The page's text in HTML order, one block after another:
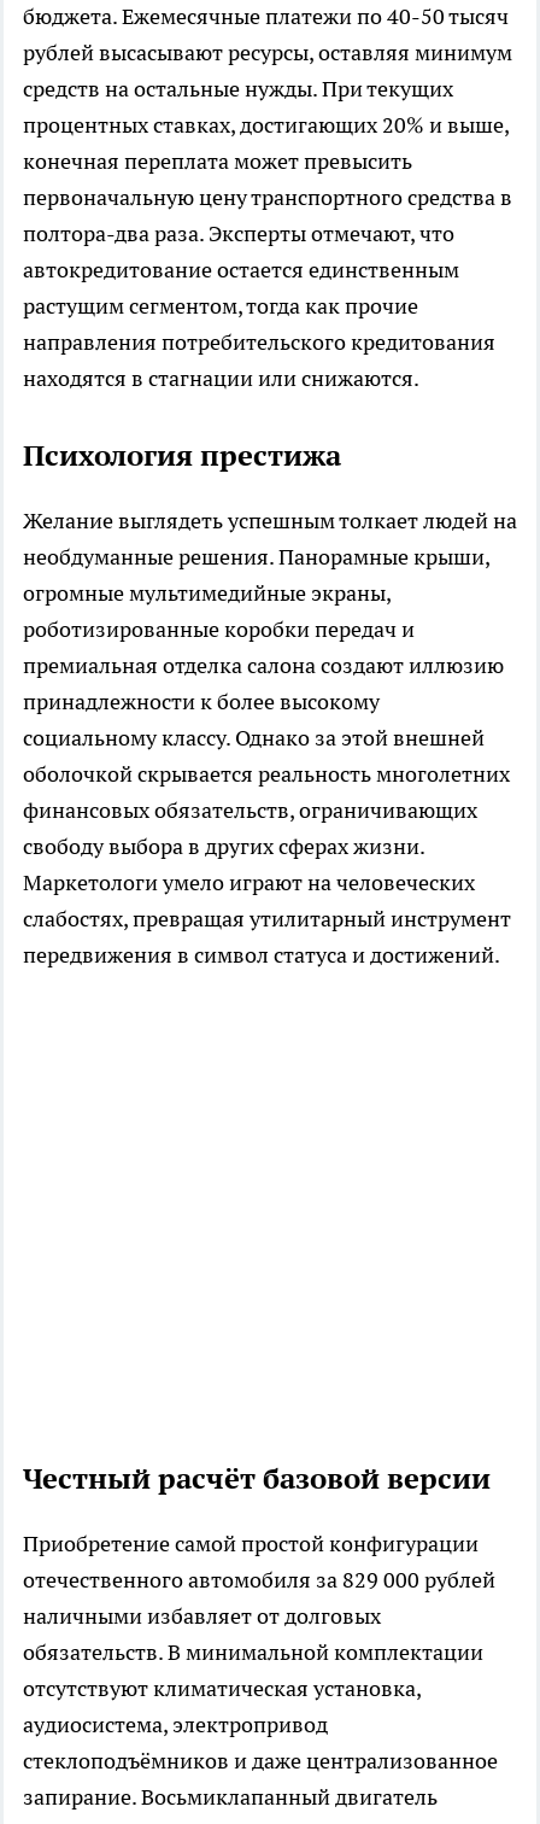
бюджета. Ежемесячные платежи по 40-50 тысяч
рублей высасывают ресурсы, оставляя минимум
средств на остальные нужды. При текущих
процентных ставках, достигающих 20% и выше,
конечная переплата может превысить
первоначальную цену транспортного средства в
полтора-два раза. Эксперты отмечают, что
автокредитование остается единственным
растущим сегментом, тогда как прочие
направления потребительского кредитования
находятся в стагнации или снижаются.​​
Психология престижа
Желание выглядеть успешным толкает людей на
необдуманные решения. Панорамные крыши,
огромные мультимедийные экраны,
роботизированные коробки передач и
премиальная отделка салона создают иллюзию
принадлежности к более высокому
социальному классу. Однако за этой внешней
оболочкой скрывается реальность многолетних
финансовых обязательств, ограничивающих
свободу выбора в других сферах жизни.
Маркетологи умело играют на человеческих
слабостях, превращая утилитарный инструмент
передвижения в символ статуса и достижений.
Честный расчёт базовой версии
Приобретение самой простой конфигурации
отечественного автомобиля за 829 000 рублей
наличными избавляет от долговых
обязательств. В минимальной комплектации
отсутствуют климатическая установка,
аудиосистема, электропривод
стеклоподъёмников и даже централизованное
запирание. Восьмиклапанный двигатель